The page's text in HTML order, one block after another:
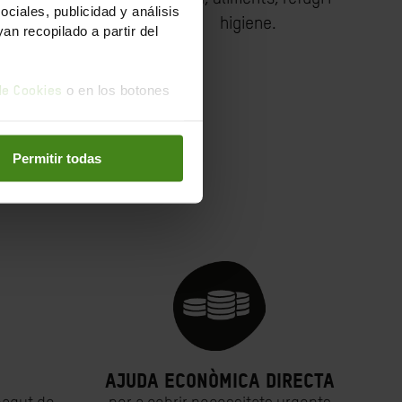
publicidad y análisis
recopilado a partir del
Cookies o en los botones
Permitir todas
de vida.
higiene.
Ajuda econòmica directa